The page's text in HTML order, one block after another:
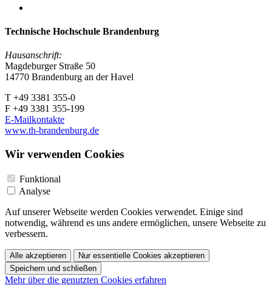
Technische Hochschule Brandenburg
Hausanschrift:
Magdeburger Straße 50
14770 Brandenburg an der Havel
T +49 3381 355-0
F +49 3381 355-199
E-Mailkontakte
www.th-brandenburg.de
Wir verwenden Cookies
Funktional
Analyse
Auf unserer Webseite werden Cookies verwendet. Einige sind
notwendig, während es uns andere ermöglichen, unsere Webseite zu
verbessern.
Alle akzeptieren
Nur essentielle Cookies akzeptieren
Speichern und schließen
Mehr über die genutzten Cookies erfahren